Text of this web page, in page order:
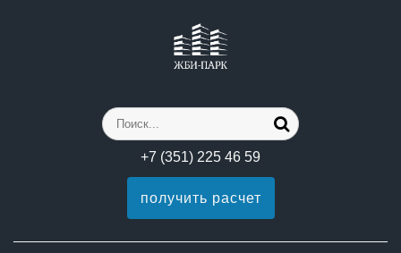
+7 (351) 225 46 59
получить расчет